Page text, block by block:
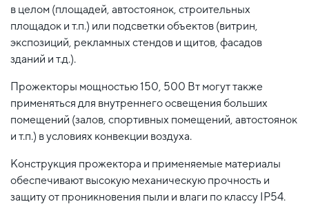
в целом (площадей, автостоянок, строительных
площадок и т.п.) или подсветки объектов (витрин,
экспозиций, рекламных стендов и щитов, фасадов
зданий и т.д.).
Прожекторы мощностью 150, 500 Вт могут также
применяться для внутреннего освещения больших
помещений (залов, спортивных помещений, автостоянок
и т.п.) в условиях конвекции воздуха.
Конструкция прожектора и применяемые материалы
обеспечивают высокую механическую прочность и
защиту от проникновения пыли и влаги по классу IP54.